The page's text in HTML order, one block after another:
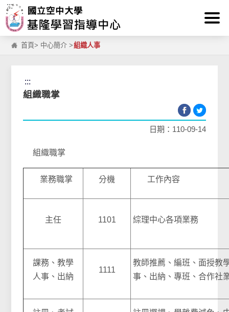
跳到主要內容區塊
:::
首頁> 中心簡介 >組織人事
:::
組織職掌
日期：110-09-14
組織職掌
業務職掌 分機 工作內容
主任 1101 綜理中心各項業務
課務、教學
人事、出納
1111
教師推薦、編班、面授教
事、出納、專班、合作社